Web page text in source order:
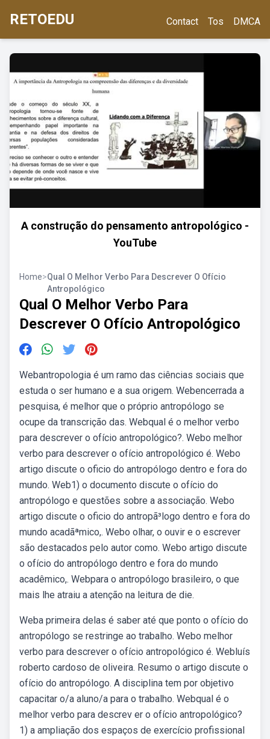
RETOEDU Contact Tos DMCA
A construção do pensamento antropológico -
YouTube
Home>Qual O Melhor Verbo Para Descrever O Ofício
Antropológico
Qual O Melhor Verbo Para
Descrever O Ofício Antropológico
Webantropologia é um ramo das ciências sociais que
estuda o ser humano e a sua origem. Webencerrada a
pesquisa, é melhor que o próprio antropólogo se
ocupe da transcrição das. Webqual é o melhor verbo
para descrever o ofício antropológico?. Webo melhor
verbo para descrever o ofício antropológico é. Webo
artigo discute o oficio do antropólogo dentro e fora do
mundo. Web1) o documento discute o ofício do
antropólogo e questões sobre a associação. Webo
artigo discute o oficio do antropã³logo dentro e fora do
mundo acadãªmico,. Webo olhar, o ouvir e o escrever
são destacados pelo autor como. Webo artigo discute
o ofício do antropólogo dentro e fora do mundo
acadêmico,. Webpara o antropólogo brasileiro, o que
mais lhe atraiu a atenção na leitura de die.
Weba primeira delas é saber até que ponto o ofício do
antropólogo se restringe ao trabalho. Webo melhor
verbo para descrever o ofício antropológico é. Webluís
roberto cardoso de oliveira. Resumo o artigo discute o
ofício do antropólogo. A disciplina tem por objetivo
capacitar o/a aluno/a para o trabalho. Webqual é o
melhor verbo para descrev er o ofício antropológico?
1) a ampliação dos espaços de exercício profissional